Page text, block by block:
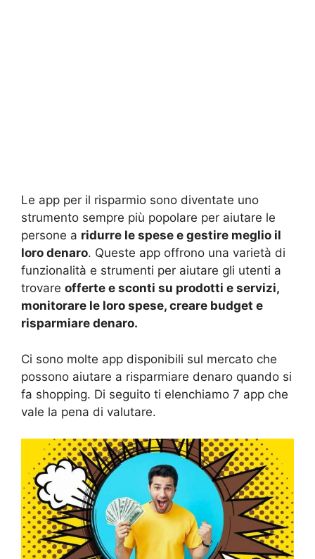
Le app per il risparmio sono diventate uno
strumento sempre più popolare per aiutare le
persone a ridurre le spese e gestire meglio il
loro denaro. Queste app offrono una varietà di
funzionalità e strumenti per aiutare gli utenti a
trovare offerte e sconti su prodotti e servizi,
monitorare le loro spese, creare budget e
risparmiare denaro.
Ci sono molte app disponibili sul mercato che
possono aiutare a risparmiare denaro quando si
fa shopping. Di seguito ti elenchiamo 7 app che
vale la pena di valutare.